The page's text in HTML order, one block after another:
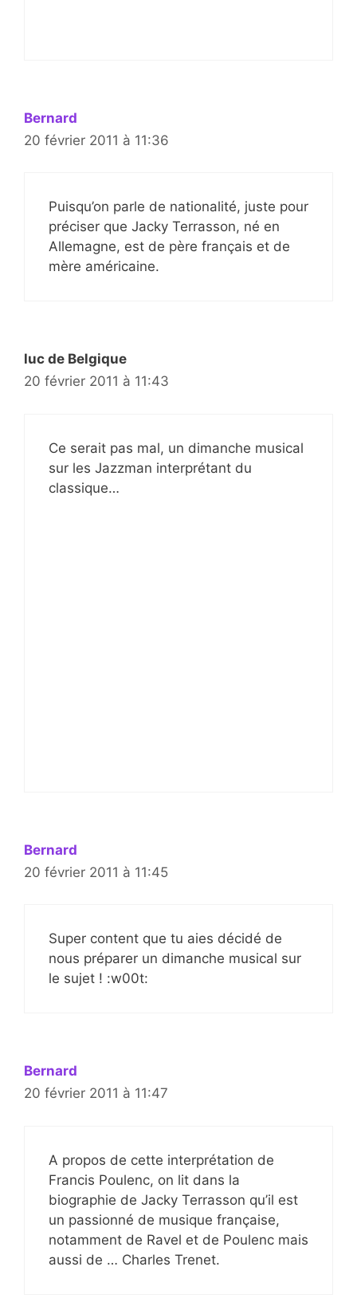
Bernard
20 février 2011 à 11:36
Puisqu’on parle de nationalité, juste pour
préciser que Jacky Terrasson, né en
Allemagne, est de père français et de
mère américaine.
luc de Belgique
20 février 2011 à 11:43
Ce serait pas mal, un dimanche musical
sur les Jazzman interprétant du
classique…
Bernard
20 février 2011 à 11:45
Super content que tu aies décidé de
nous préparer un dimanche musical sur
le sujet ! :w00t:
Bernard
20 février 2011 à 11:47
A propos de cette interprétation de
Francis Poulenc, on lit dans la
biographie de Jacky Terrasson qu’il est
un passionné de musique française,
notamment de Ravel et de Poulenc mais
aussi de … Charles Trenet.